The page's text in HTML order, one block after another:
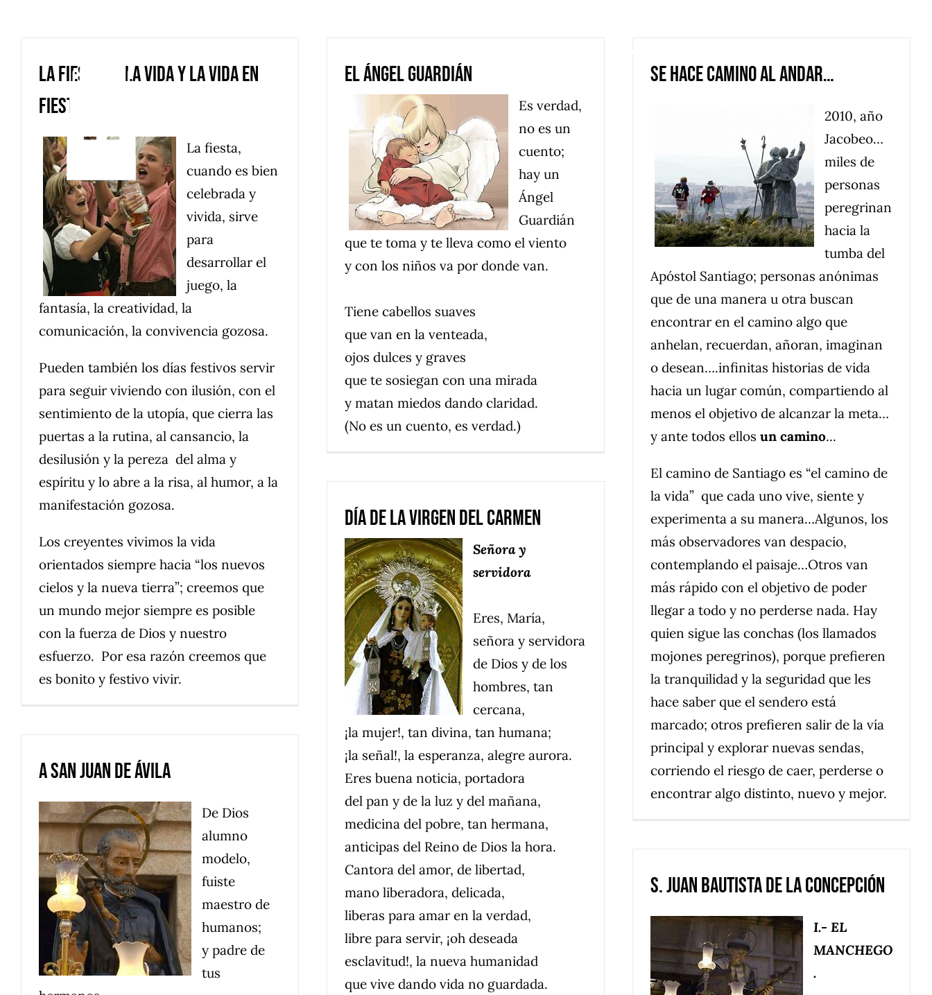
La fiesta en la vida y la vida en
fiesta
La fiesta,
cuando es bien
celebrada y
vivida, sirve
para
desarrollar el
juego, la
fantasía, la creatividad, la
comunicación, la convivencia gozosa.
Pueden también los días festivos servir
para seguir viviendo con ilusión, con el
sentimiento de la utopía, que cierra las
puertas a la rutina, al cansancio, la
desilusión y la pereza del alma y
espíritu y lo abre a la risa, al humor, a la
manifestación gozosa.
Los creyentes vivimos la vida
orientados siempre hacia “los nuevos
cielos y la nueva tierra”; creemos que
un mundo mejor siempre es posible
con la fuerza de Dios y nuestro
esfuerzo. Por esa razón creemos que
es bonito y festivo vivir.
El Ángel Guardián
Es verdad,
no es un
cuento;
hay un
Ángel
Guardián
que te toma y te lleva como el viento
y con los niños va por donde van.
Tiene cabellos suaves
que van en la venteada,
ojos dulces y graves
que te sosiegan con una mirada
y matan miedos dando claridad.
(No es un cuento, es verdad.)
Se hace camino al andar…
2010, año
Jacobeo…
miles de
personas
peregrinan
hacia la
tumba del
Apóstol Santiago; personas anónimas
que de una manera u otra buscan
encontrar en el camino algo que
anhelan, recuerdan, añoran, imaginan
o desean….infinitas historias de vida
hacia un lugar común, compartiendo al
menos el objetivo de alcanzar la meta…
y ante todos ellos un camino...
El camino de Santiago es “el camino de
la vida” que cada uno vive, siente y
experimenta a su manera…Algunos, los
más observadores van despacio,
contemplando el paisaje…Otros van
más rápido con el objetivo de poder
llegar a todo y no perderse nada. Hay
quien sigue las conchas (los llamados
mojones peregrinos), porque prefieren
la tranquilidad y la seguridad que les
hace saber que el sendero está
marcado; otros prefieren salir de la vía
principal y explorar nuevas sendas,
corriendo el riesgo de caer, perderse o
encontrar algo distinto, nuevo y mejor.
Día de la Virgen del Carmen
Señora y
servidora
Eres, María,
señora y servidora
de Dios y de los
hombres, tan
cercana,
¡la mujer!, tan divina, tan humana;
¡la señal!, la esperanza, alegre aurora.
Eres buena noticia, portadora
del pan y de la luz y del mañana,
medicina del pobre, tan hermana,
anticipas del Reino de Dios la hora.
Cantora del amor, de libertad,
mano liberadora, delicada,
liberas para amar en la verdad,
libre para servir, ¡oh deseada
esclavitud!, la nueva humanidad
que vive dando vida no guardada.
A San Juan de Ávila
De Dios
alumno
modelo,
fuiste
maestro de
humanos;
y padre de
tus
S. Juan Bautista de la Concepción
I.- EL
MANCHEGO
.